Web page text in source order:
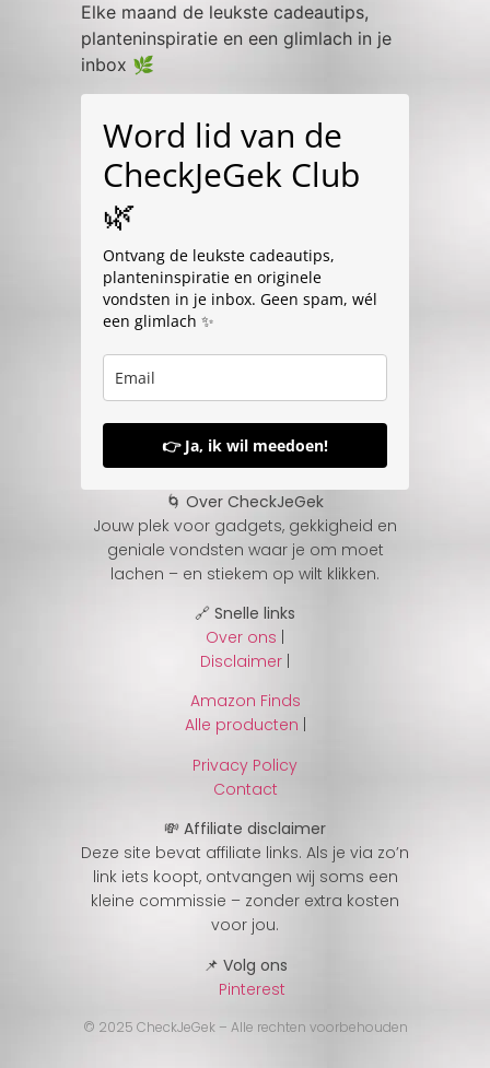
Elke maand de leukste cadeautips,
planteninspiratie en een glimlach in je
inbox 🌿
Word lid van de
CheckJeGek Club
🌿
Ontvang de leukste cadeautips,
planteninspiratie en originele
vondsten in je inbox. Geen spam, wél
een glimlach ✨
👉 Ja, ik wil meedoen!
🌀 Over CheckJeGek
Jouw plek voor gadgets, gekkigheid en
geniale vondsten waar je om moet
lachen – en stiekem op wilt klikken.
🔗 Snelle links
Over ons |
Disclaimer |
Amazon Finds
Alle producten
Privacy Policy
Contact
💸 Affiliate disclaimer
Deze site bevat affiliate links. Als je via zo’n
link iets koopt, ontvangen wij soms een
kleine commissie – zonder extra kosten
voor jou.
📌 Volg ons
Pinterest
© 2025 CheckJeGek – Alle rechten voorbehouden